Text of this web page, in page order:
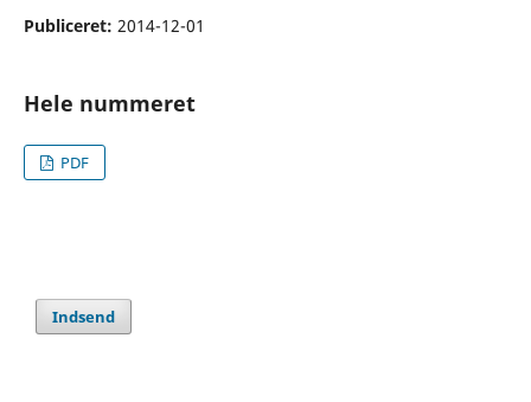
Publiceret: 2014-12-01
Hele nummeret
PDF
Indsend